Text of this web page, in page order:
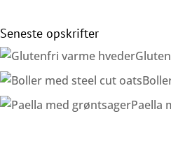
Seneste opskrifter
Paella